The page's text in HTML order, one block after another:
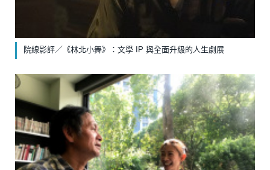
院線影評／《林北小舞》：文學 IP 與全面升級的人生劇展